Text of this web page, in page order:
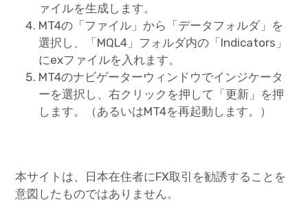
ァイルを生成します。
MT4の「ファイル」から「データフォルダ」を
選択し、「MQL4」フォルダ内の「Indicators」
にexファイルを入れます。
MT4のナビゲーターウィンドウでインジケータ
ーを選択し、右クリックを押して「更新」を押
します。（あるいはMT4を再起動します。）
本サイトは、日本在住者にFX取引を勧誘することを
意図したものではありません。